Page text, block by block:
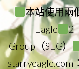
本站使用兩
Eagle
2
Group（SEG）
starryeagle.com